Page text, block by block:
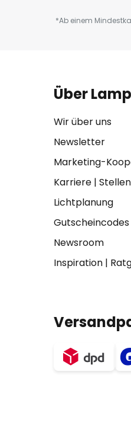
*Ab einem
Über
Wir über uns
Newsletter
Marketing-
Karriere|
Lichtplanung
Gutscheincodes
Newsroom
Inspiration|